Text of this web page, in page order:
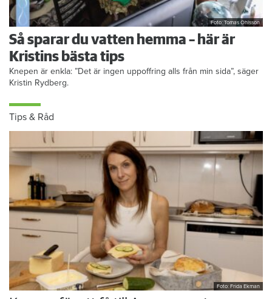
Foto: Tomas Ohlsson
Så sparar du vatten hemma – här är
Kristins bästa tips
Knepen är enkla: ”Det är ingen uppoffring alls från min sida”, säger
Kristin Rydberg.
Tips & Råd
Foto: Frida Ekman